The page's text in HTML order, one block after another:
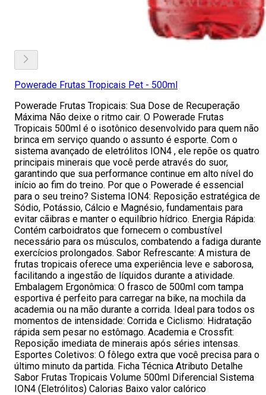
Powerade Frutas Tropicais Pet - 500ml
Powerade Frutas Tropicais: Sua Dose de Recuperação
Máxima Não deixe o ritmo cair. O Powerade Frutas
Tropicais 500ml é o isotônico desenvolvido para quem não
brinca em serviço quando o assunto é esporte. Com o
sistema avançado de eletrólitos ION4 , ele repõe os quatro
principais minerais que você perde através do suor,
garantindo que sua performance continue em alto nível do
início ao fim do treino. Por que o Powerade é essencial
para o seu treino? Sistema ION4: Reposição estratégica de
Sódio, Potássio, Cálcio e Magnésio, fundamentais para
evitar cãibras e manter o equilíbrio hídrico. Energia Rápida:
Contém carboidratos que fornecem o combustível
necessário para os músculos, combatendo a fadiga durante
exercícios prolongados. Sabor Refrescante: A mistura de
frutas tropicais oferece uma experiência leve e saborosa,
facilitando a ingestão de líquidos durante a atividade.
Embalagem Ergonômica: O frasco de 500ml com tampa
esportiva é perfeito para carregar na bike, na mochila da
academia ou na mão durante a corrida. Ideal para todos os
momentos de intensidade: Corrida e Ciclismo: Hidratação
rápida sem pesar no estômago. Academia e Crossfit:
Reposição imediata de minerais após séries intensas.
Esportes Coletivos: O fôlego extra que você precisa para o
último minuto da partida. Ficha Técnica Atributo Detalhe
Sabor Frutas Tropicais Volume 500ml Diferencial Sistema
ION4 (Eletrólitos) Calorias Baixo valor calórico